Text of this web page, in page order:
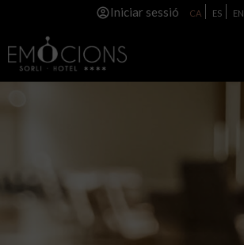
Iniciar sessió CA ES EN